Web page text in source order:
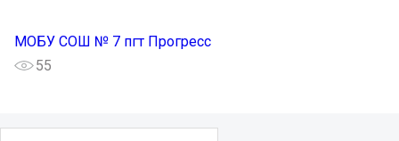
МОБУ СОШ № 7 пгт Прогресс
55